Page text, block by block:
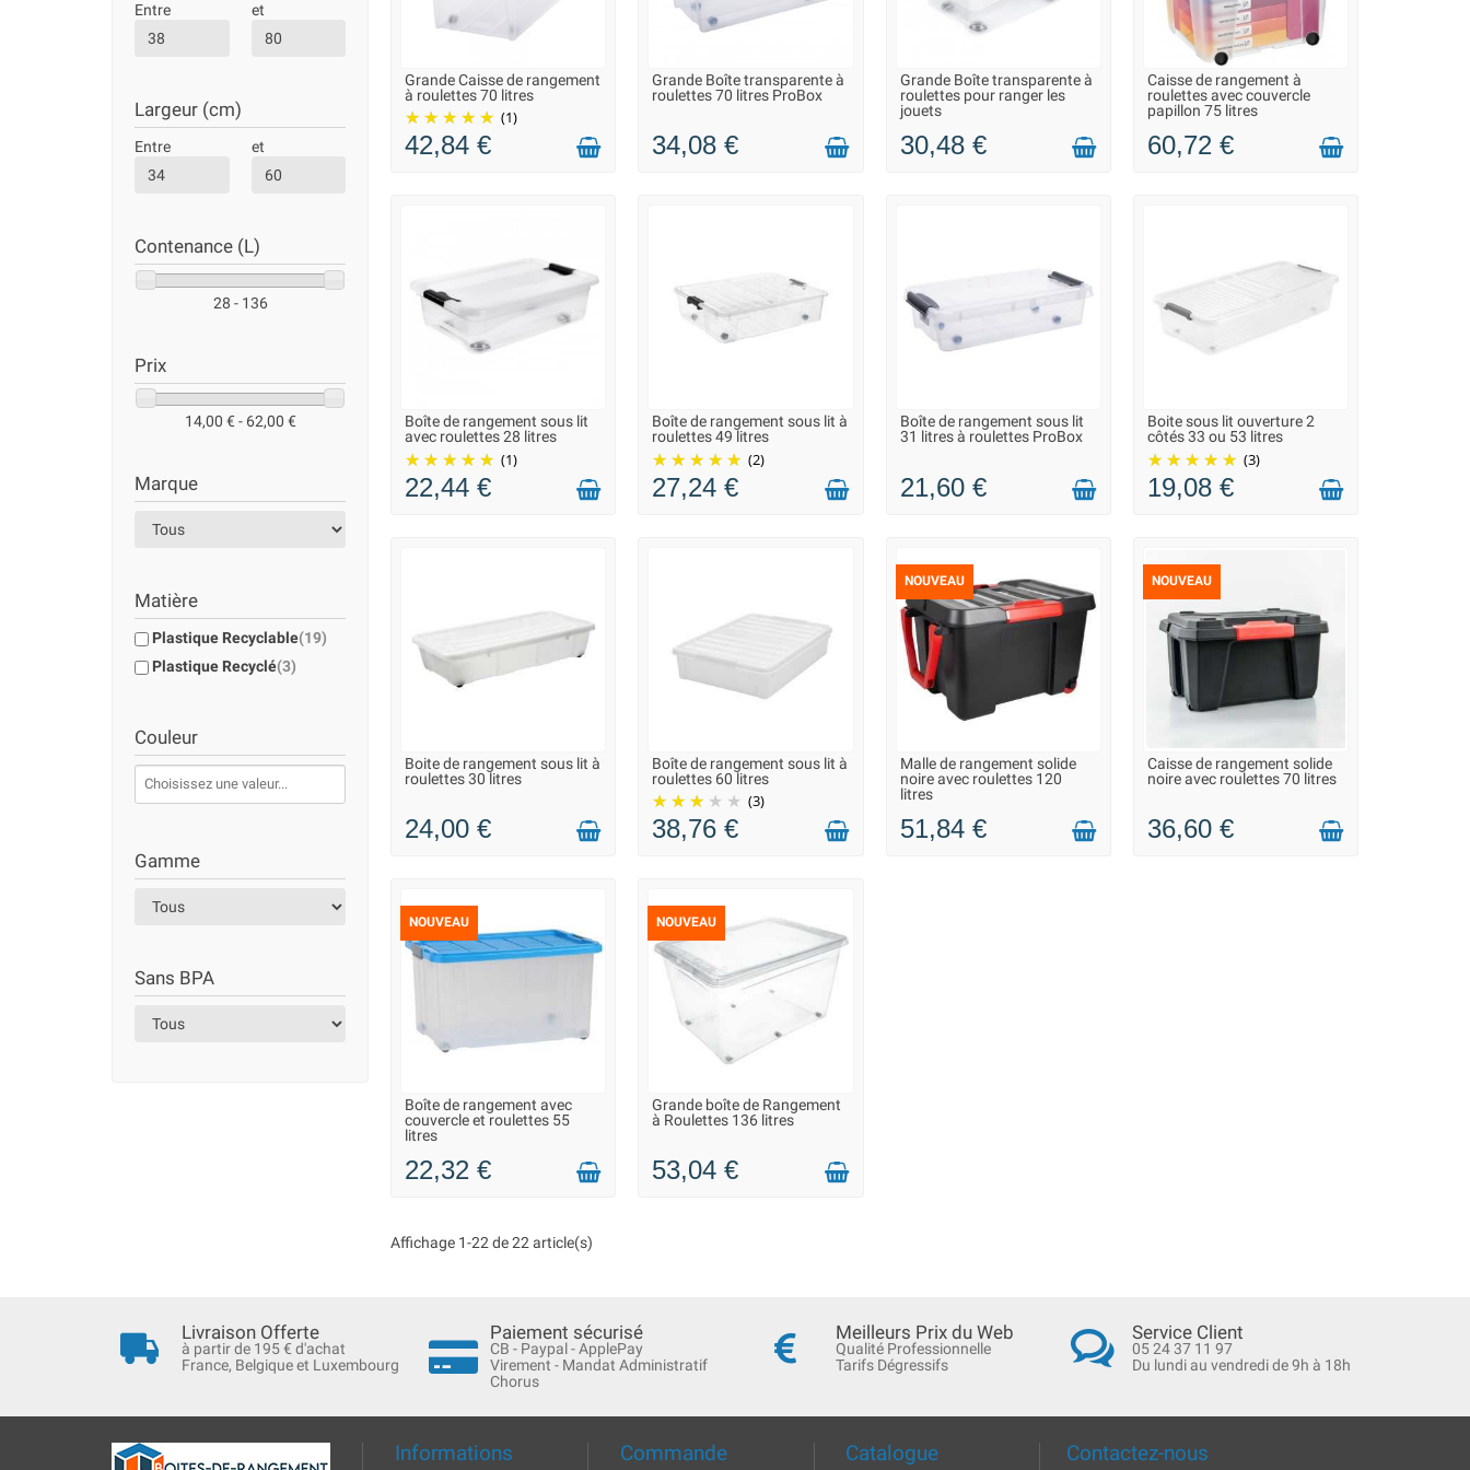
Entre et
Largeur (cm)
Entre et
Contenance (L)
28 - 136
Prix
14,00 € - 62,00 €
Marque
Matière
Plastique Recyclable(19)
Plastique Recyclé(3)
Couleur
Gamme
Sans BPA
LIVRAISON 2 À 3 JOURS
Grande Caisse de rangement
à roulettes 70 litres
(1)
42,84 €
LIVRAISON 2 À 3 JOURS
Grande Boîte transparente à
roulettes 70 litres ProBox
34,08 €
LIVRAISON 2 À 3 JOURS
Grande Boîte transparente à
roulettes pour ranger les
jouets
30,48 €
LIVRAISON 2 À 3 JOURS
Caisse de rangement à
roulettes avec couvercle
papillon 75 litres
60,72 €
LIVRAISON 2 À 3 JOURS
Boîte de rangement sous lit
avec roulettes 28 litres
(1)
22,44 €
LIVRAISON 2 À 3 JOURS
Boîte de rangement sous lit à
roulettes 49 litres
(2)
27,24 €
LIVRAISON 2 À 3 JOURS
Boîte de rangement sous lit
31 litres à roulettes ProBox
21,60 €
LIVRAISON 2 À 3 JOURS
Boite sous lit ouverture 2
côtés 33 ou 53 litres
(3)
19,08 €
LIVRAISON 2 À 3 JOURS
Boite de rangement sous lit à
roulettes 30 litres
24,00 €
LIVRAISON 2 À 3 JOURS
Boîte de rangement sous lit à
roulettes 60 litres
(3)
38,76 €
NOUVEAU
LIVRAISON 2 À 3 JOURS
Malle de rangement solide
noire avec roulettes 120
litres
51,84 €
NOUVEAU
LIVRAISON 2 À 3 JOURS
Caisse de rangement solide
noire avec roulettes 70 litres
36,60 €
NOUVEAU
LIVRAISON 2 À 3 JOURS
Boîte de rangement avec
couvercle et roulettes 55
litres
22,32 €
NOUVEAU
LIVRAISON 2 À 3 JOURS
Grande boîte de Rangement
à Roulettes 136 litres
53,04 €
Affichage 1-22 de 22 article(s)
Livraison Offerte
à partir de 195 € d'achat
France, Belgique et Luxembourg
Paiement sécurisé
CB - Paypal - ApplePay
Virement - Mandat Administratif
Chorus
Meilleurs Prix du Web
Qualité Professionnelle
Tarifs Dégressifs
Service Client
05 24 37 11 97
Du lundi au vendredi de 9h à 18h
Informations Commande Catalogue Contactez-nous